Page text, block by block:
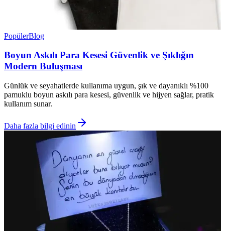
PopülerBlog
Boyun Askılı Para Kesesi Güvenlik ve Şıklığın
Modern Buluşması
Günlük ve seyahatlerde kullanıma uygun, şık ve dayanıklı %100
pamuklu boyun askılı para kesesi, güvenlik ve hijyen sağlar, pratik
kullanım sunar.
Daha fazla bilgi edinin